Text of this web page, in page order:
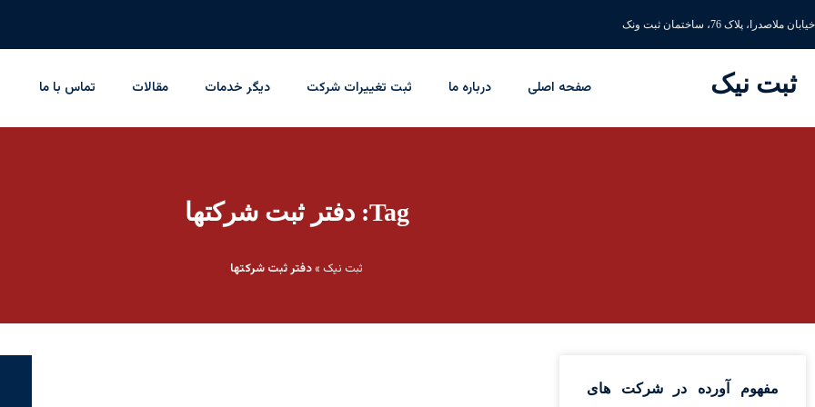
خیابان ملاصدرا، پلاک 76، ساختمان ثبت ونک
ثبت نیک صفحه اصلی درباره ما ثبت تغییرات شرکت دیگر خدمات مقالات تماس با ما
Tag: دفتر ثبت شرکتها
ثبت نیک »دفتر ثبت شرکتها
مفهوم آورده در شرکت های